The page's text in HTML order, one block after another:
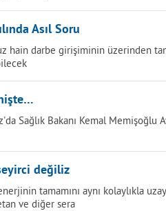
Asıl Soru
hain darbe girişiminin üzerinden
Sağlık Bakanı Kemal Memişoğlu
değiliz
tamamını aynı kolaylıkla
ve diğer sera